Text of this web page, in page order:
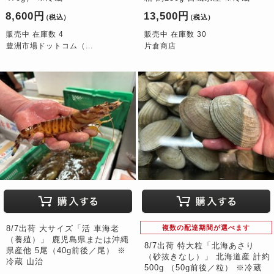
8,600円 （税込）
販売中 在庫数 4
豊洲市場ドットコム（...
13,500円 （税込）
販売中 在庫数 30
片倉商店
8/7出荷 大サイズ「活 車海老
（養殖）」 鹿児島県または沖縄
県産他 5尾（40g前後／尾） ※
冷蔵 山治
複数の配達期間が選べます
8/7出荷 特大粒「北海あさり
（砂抜きなし）」 北海道産 計約
500g （50g前後／粒） ※冷蔵